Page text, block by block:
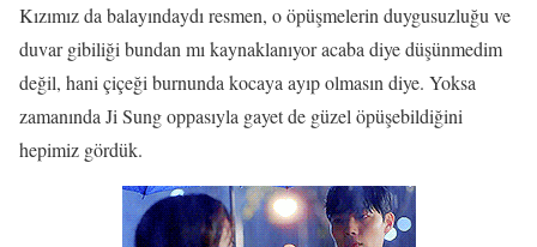
Kızımız da balayındaydı resmen, o öpüşmelerin duygusuzluğu ve
duvar gibiliği bundan mı kaynaklanıyor acaba diye düşünmedim
değil, hani çiçeği burnunda kocaya ayıp olmasın diye. Yoksa
zamanında Ji Sung oppasıyla gayet de güzel öpüşebildiğini
hepimiz gördük.